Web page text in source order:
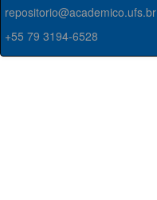
repositorio@academico.ufs.br
+55 79 3194-6528